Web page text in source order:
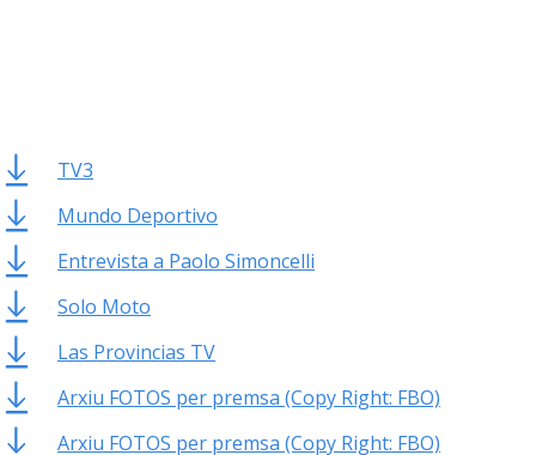
TV3
Mundo Deportivo
Entrevista a Paolo Simoncelli
Solo Moto
Las Provincias TV
Arxiu FOTOS per premsa (Copy Right: FBO)
Arxiu FOTOS per premsa (Copy Right: FBO)